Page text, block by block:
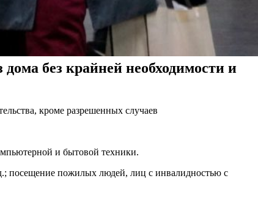
без крайней необходимости и
кроме разрешенных случаев
и бытовой техники.
посещение пожилых людей, лиц с инвалидностью с